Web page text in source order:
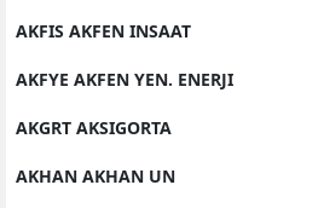
AKFIS AKFEN INSAAT
AKFYE AKFEN YEN. ENERJI
AKGRT AKSIGORTA
AKHAN AKHAN UN